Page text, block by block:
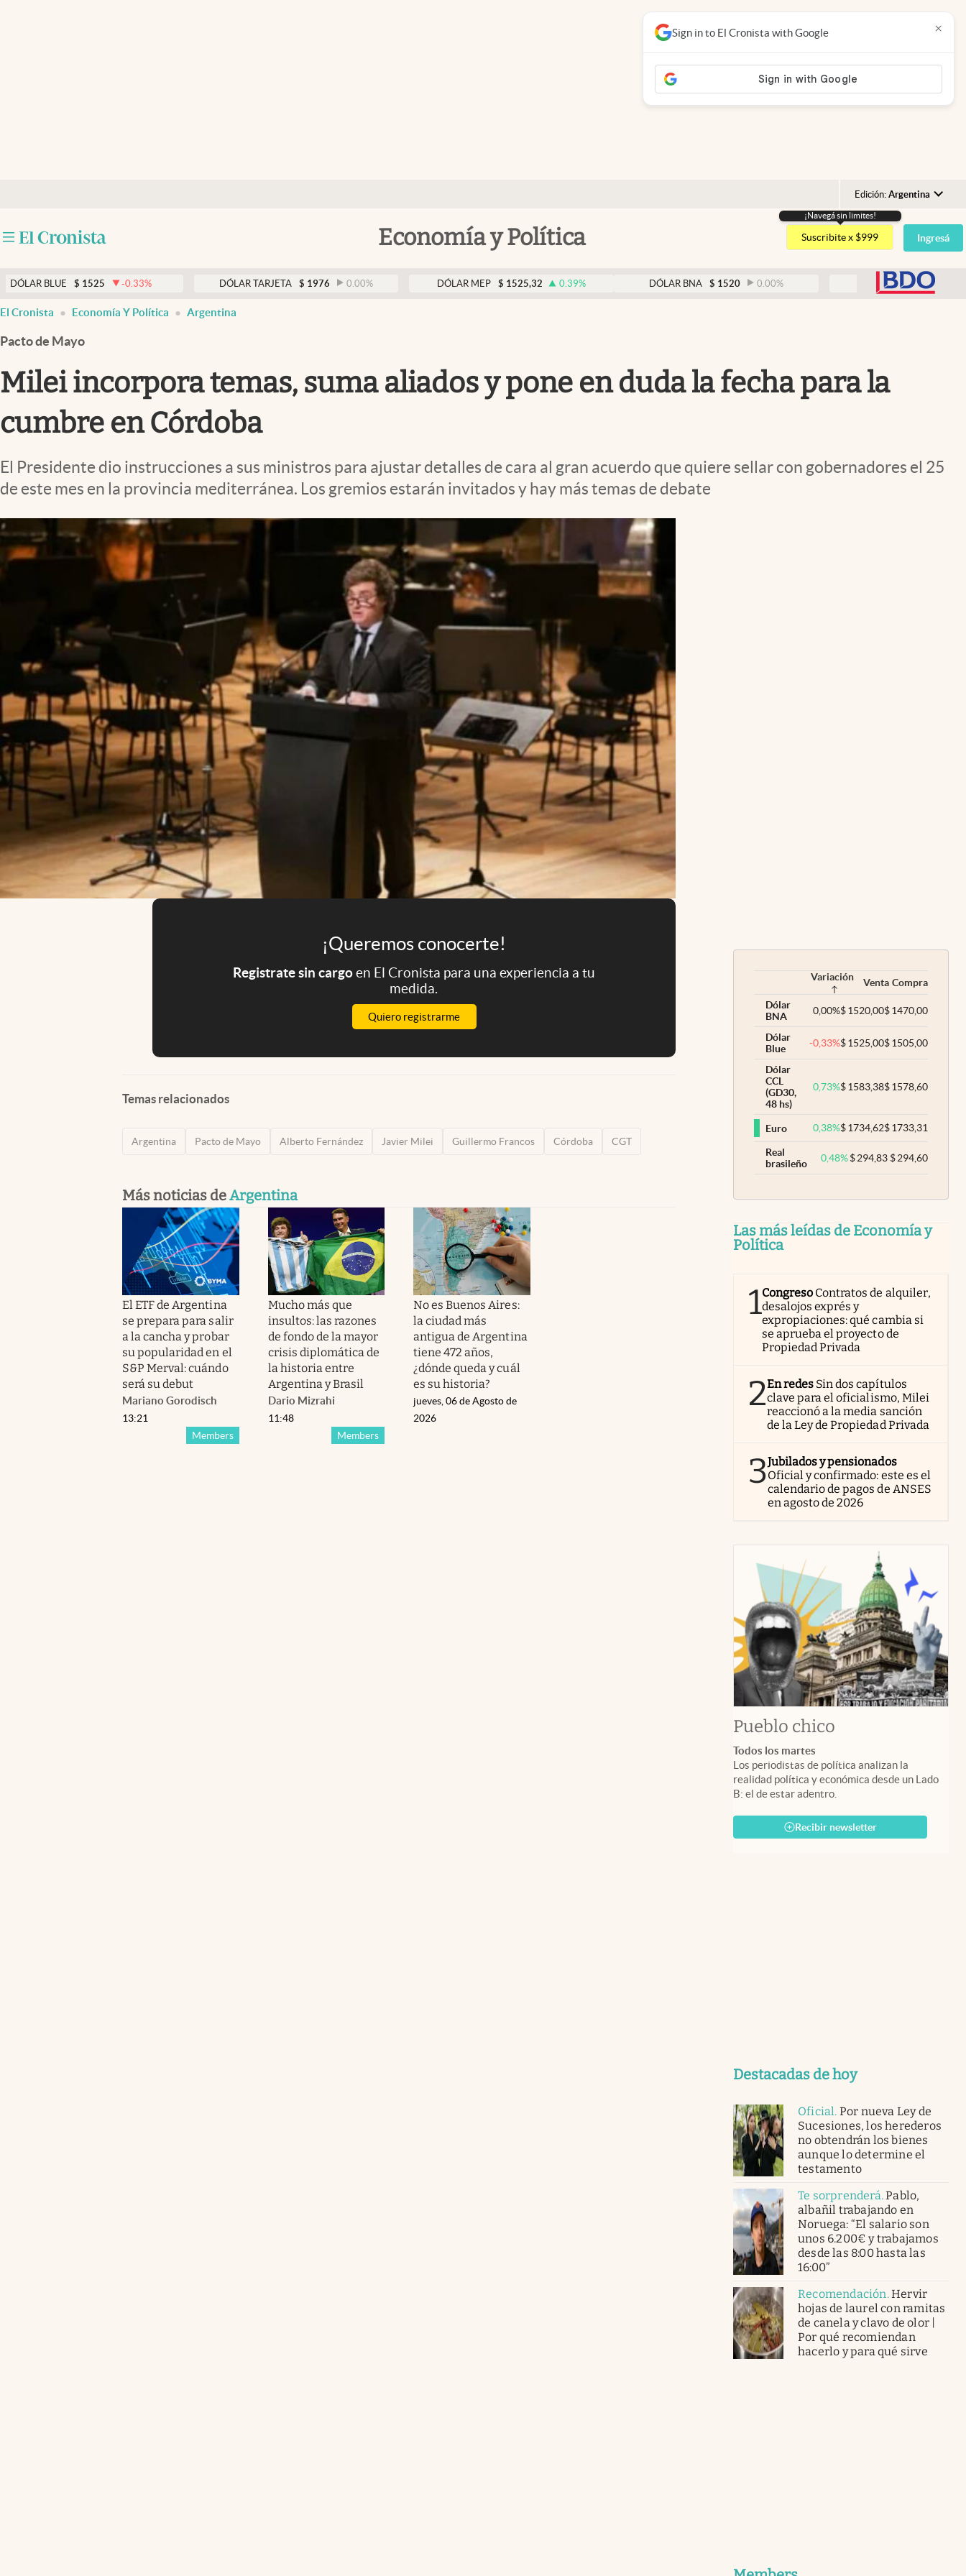
Edición: Argentina
Argentina
España
USA
Economía y Política
Clima
Mundial 2026
El Cronista Studio
Mediakit
abre en nueva pestaña
¡Navegá sin limites!
Suscribite x $999 Ingresá
$ 1525 -0.33% DÓLAR TARJETA $ 1976 0.00% DÓLAR MEP $ 1525,32 0.39% DÓLAR BNA $ 1520 0.00% $ 1525 -0.33
Sign in to El Cronista with Google ×
El Cronista Economía Y Política Argentina
Pacto de Mayo
Milei incorpora temas, suma aliados y pone en duda la fecha para la
cumbre en Córdoba
El Presidente dio instrucciones a sus ministros para ajustar detalles de cara al gran acuerdo que quiere sellar con gobernadores el 25
de este mes en la provincia mediterránea. Los gremios estarán invitados y hay más temas de debate
¡Queremos conocerte!
Registrate sin cargoen El Cronista para una experiencia a tu
medida.
Quiero registrarme
Temas relacionados
Argentina Pacto de Mayo Alberto Fernández Javier Milei Guillermo Francos Córdoba CGT
Más noticias deArgentina
El ETF de Argentina
se prepara para salir
a la cancha y probar
su popularidad en el
S&P Merval: cuándo
será su debut
Mariano Gorodisch
Members
13:21
Mucho más que
insultos: las razones
de fondo de la mayor
crisis diplomática de
la historia entre
Argentina y Brasil
Dario Mizrahi
Members
11:48
No es Buenos Aires:
la ciudad más
antigua de Argentina
tiene 472 años,
¿dónde queda y cuál
es su historia?
jueves, 06 de Agosto de
2026
Variación Venta Compra
Dólar
BNA
0,00%$1520,00$1470,00
Dólar
Blue
-0,33%$1525,00$1505,00
Dólar
CCL
(GD30,
48 hs)
0,73%$1583,38$1578,60
Euro 0,38%$1734,62$1733,31
Real
brasileño
0,48% $294,83 $294,60
Las más leídas de Economía y
Política
1Congreso Contratos de alquiler,
desalojos exprés y
expropiaciones: qué cambia si
se aprueba el proyecto de
Propiedad Privada
2En redes Sin dos capítulos
clave para el oficialismo, Milei
reaccionó a la media sanción
de la Ley de Propiedad Privada
3Jubilados y pensionados
Oficial y confirmado: este es el
calendario de pagos de ANSES
en agosto de 2026
Pueblo chico
Todos los martes
Los periodistas de política analizan la
realidad política y económica desde un Lado
B: el de estar adentro.
Recibir newsletter
Destacadas de hoy
Oficial. Por nueva Ley de
Sucesiones, los herederos
no obtendrán los bienes
aunque lo determine el
testamento
Te sorprenderá.Pablo,
albañil trabajando en
Noruega: “El salario son
unos 6.200€ y trabajamos
desde las 8:00 hasta las
16:00”
Recomendación.Hervir
hojas de laurel con ramitas
de canela y clavo de olor |
Por qué recomiendan
hacerlo y para qué sirve